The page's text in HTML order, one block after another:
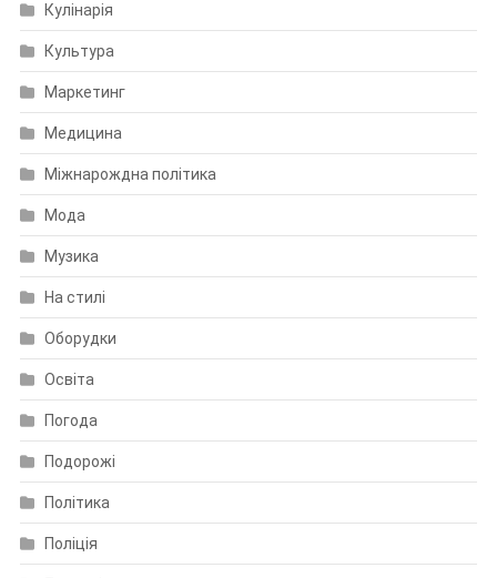
Кулінарія
Культура
Маркетинг
Медицина
Міжнарождна політика
Мода
Музика
На стилі
Оборудки
Освіта
Погода
Подорожі
Політика
Поліція